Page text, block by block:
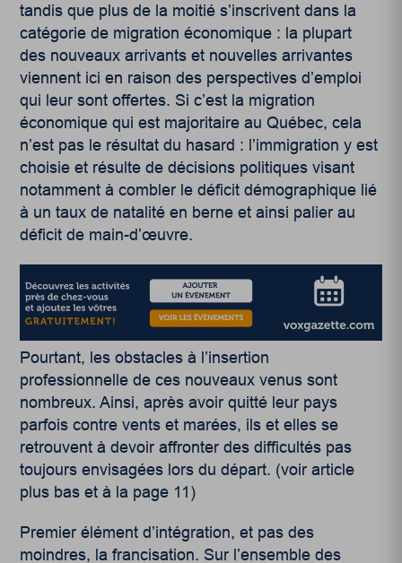
tandis que plus de la moitié s’inscrivent dans la
catégorie de migration économique : la plupart
des nouveaux arrivants et nouvelles arrivantes
viennent ici en raison des perspectives d’emploi
qui leur sont offertes. Si c’est la migration
économique qui est majoritaire au Québec, cela
n’est pas le résultat du hasard : l’immigration y est
choisie et résulte de décisions politiques visant
notamment à combler le déficit démographique lié
à un taux de natalité en berne et ainsi palier au
déficit de main-d’œuvre.
Pourtant, les obstacles à l’insertion
professionnelle de ces nouveaux venus sont
nombreux. Ainsi, après avoir quitté leur pays
parfois contre vents et marées, ils et elles se
retrouvent à devoir affronter des difficultés pas
toujours envisagées lors du départ. (voir article
plus bas et à la page 11)
Premier élément d’intégration, et pas des
moindres, la francisation. Sur l’ensemble des